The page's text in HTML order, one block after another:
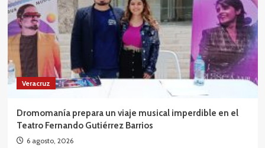
Veracruz
Dromomanía prepara un viaje musical imperdible en el
Teatro Fernando Gutiérrez Barrios
6 agosto, 2026